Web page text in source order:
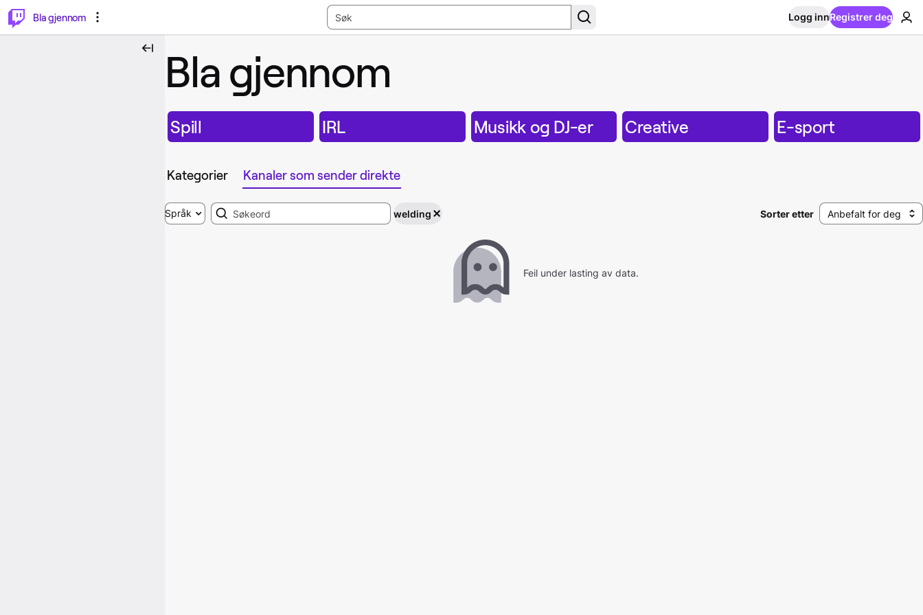
Bla gjennom
Logg innRegistrer deg
Bla gjennom
Spill IRL Musikk og DJ-er Creative E-sport
Kategorier Kanaler som sender direkte
Språk Search welding Sorter etter Anbefalt for deg
Feil under lasting av data.